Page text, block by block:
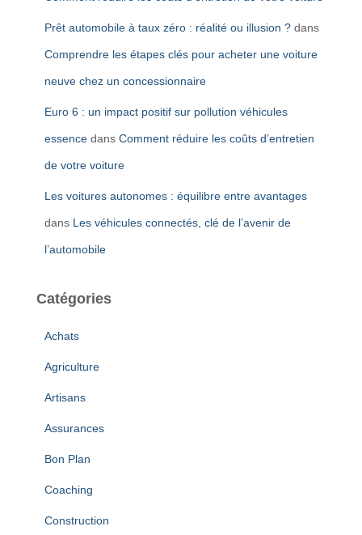
Prêt automobile à taux zéro : réalité ou illusion ? dans
Comprendre les étapes clés pour acheter une voiture
neuve chez un concessionnaire
Euro 6 : un impact positif sur pollution véhicules
essence dans Comment réduire les coûts d’entretien
de votre voiture
Les voitures autonomes : équilibre entre avantages
dans Les véhicules connectés, clé de l’avenir de
l’automobile
Catégories
Achats
Agriculture
Artisans
Assurances
Bon Plan
Coaching
Construction